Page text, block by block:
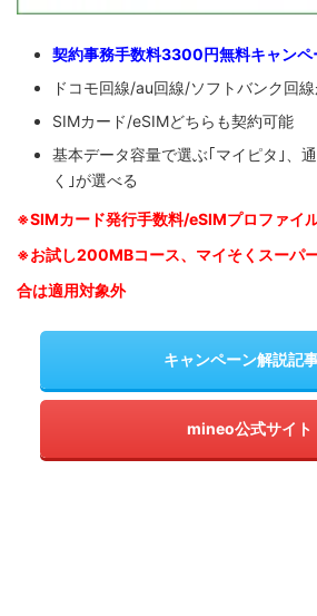
契約事務手数料3300円無料キャンペ
ドコモ回線/au回線/ソフトバンク回
SIMカード/eSIMどちらも契約可能
基本データ容量で選ぶ｢マイピタ｣、
く｣が選べる
※SIMカード発行手数料/eSIMプロファイ
※お試し200MBコース、マイそくスーパ
合は適用対象外
キャンペーン解説記
mineo公式サイト